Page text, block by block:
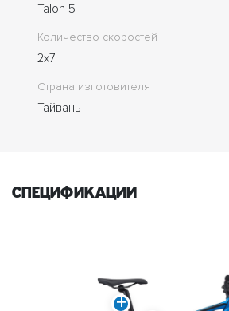
Talon 5
Количество скоростей
2x7
Страна изготовителя
Тайвань
спецификации